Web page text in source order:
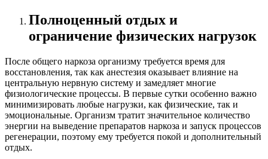
Полноценный отдых и
ограничение физических нагрузок
После общего наркоза организму требуется время для
восстановления, так как анестезия оказывает влияние на
центральную нервную систему и замедляет многие
физиологические процессы. В первые сутки особенно важно
минимизировать любые нагрузки, как физические, так и
эмоциональные. Организм тратит значительное количество
энергии на выведение препаратов наркоза и запуск процессов
регенерации, поэтому ему требуется покой и дополнительный
отдых.